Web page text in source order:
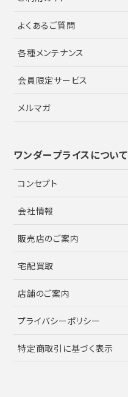
よくあるご質問
各種メンテナンス
会員限定サービス
メルマガ
ワンダープライスについて
コンセプト
会社情報
販売店のご案内
宅配買取
店舗のご案内
プライバシーポリシー
特定商取引に基づく表示